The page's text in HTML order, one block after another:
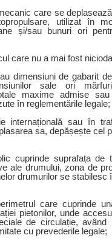
care se
utilizat în
și/sau bunuri ori
care nu a mai fost
dimensiuni de gabarit
sale ori
maxime admise
în reglementările legale;
internațională sau în
sa, depășește cel
cuprinde suprafața de
ale drumului, zona de
drumurilor se stabilesc
care cuprinde
pietonilor, unde
de circulație, având
cu prevederile legale;